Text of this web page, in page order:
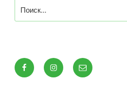
FacebookInstagramE-
mail